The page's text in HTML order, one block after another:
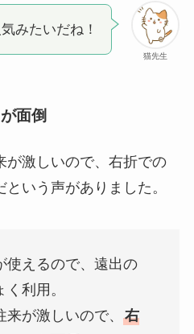
猫先生
みたいだね！
面倒
が激しいので、右折での
いう声がありました。
使えるので、遠出の
利用。
が激しいので、 右